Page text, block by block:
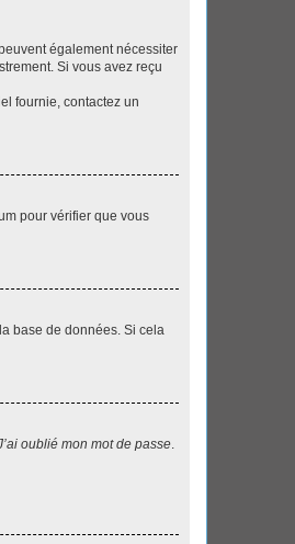
également nécessiter
Si vous avez reçu
fournie, contactez un
pour vérifier que vous
base de données. Si cela
oublié mon mot de passe.